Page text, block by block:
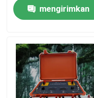
Tentang kita
Wisata pabrik
Kontrol kualitas
mengirimkan